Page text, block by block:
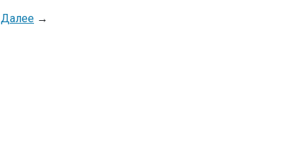
Далее→